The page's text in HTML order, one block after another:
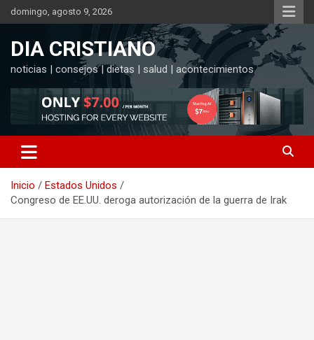
Saltar
al
domingo, agosto 9, 2026
DIA CRISTIANO
noticias | consejos | dietas | salud | acontecimientos
Inicio
Estados Unidos
Congreso de EE.UU. deroga autorización de la guerra de Irak